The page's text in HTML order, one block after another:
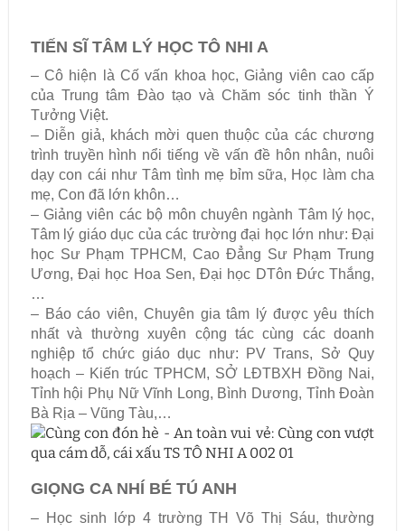
TIẾN SĨ TÂM LÝ HỌC TÔ NHI A
– Cô hiện là Cố vấn khoa học, Giảng viên cao cấp
của Trung tâm Đào tạo và Chăm sóc tinh thần Ý
Tưởng Việt.
– Diễn giả, khách mời quen thuộc của các chương
trình truyền hình nổi tiếng về vấn đề hôn nhân, nuôi
dạy con cái như Tâm tình mẹ bỉm sữa, Học làm cha
mẹ, Con đã lớn khôn…
– Giảng viên các bộ môn chuyên ngành Tâm lý học,
Tâm lý giáo dục của các trường đại học lớn như: Đại
học Sư Phạm TPHCM, Cao Đẳng Sư Phạm Trung
Ương, Đại học Hoa Sen, Đại học DTôn Đức Thắng,
…
– Báo cáo viên, Chuyên gia tâm lý được yêu thích
nhất và thường xuyên cộng tác cùng các doanh
nghiệp tổ chức giáo dục như: PV Trans, Sở Quy
hoạch – Kiến trúc TPHCM, SỞ LĐTBXH Đồng Nai,
Tỉnh hội Phụ Nữ Vĩnh Long, Bình Dương, Tỉnh Đoàn
Bà Rịa – Vũng Tàu,…
GIỌNG CA NHÍ BÉ TÚ ANH
– Học sinh lớp 4 trường TH Võ Thị Sáu, thường